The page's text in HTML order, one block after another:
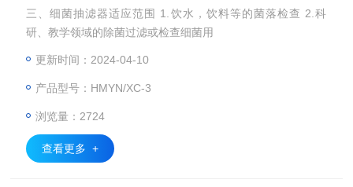
三、细菌抽滤器适应范围 1.饮水，饮料等的菌落检查 2.科
研、教学领域的除菌过滤或检查细菌用
更新时间：2024-04-10
产品型号：HMYN/XC-3
浏览量：2724
查看更多 +